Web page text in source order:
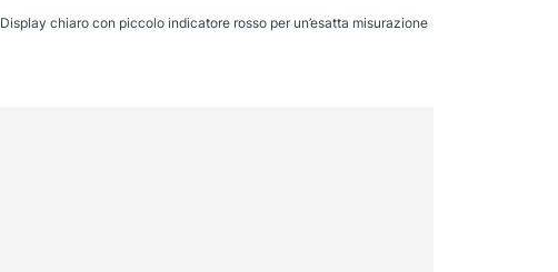
Display chiaro con piccolo indicatore rosso per un’esatta misurazione